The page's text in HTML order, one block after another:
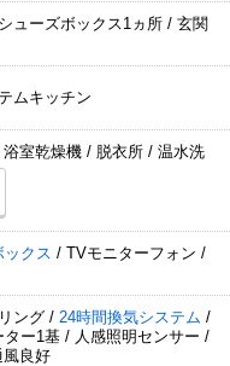
ューズボックス1ヵ所 / 玄関
ムキッチン
室乾燥機 / 脱衣所 / 温水洗
ックス / TVモニターフォン /
ング / 24時間換気システム /
ー1基 / 人感照明センサー /
良好